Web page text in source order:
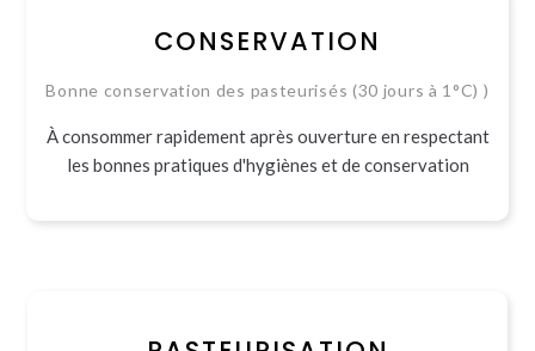
CONSERVATION
Bonne conservation des pasteurisés (30 jours à 1°C) )
À consommer rapidement après ouverture en respectant
les bonnes pratiques d'hygiènes et de conservation